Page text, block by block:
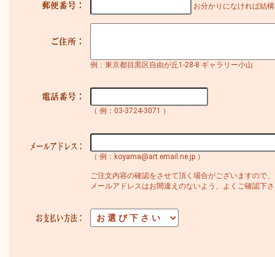
お分かりになければ結
例：東京都目黒区自由が丘1-28-8 ギャラリー小山
（ 例：03-3724-3071 ）
（ 例：koyama@art.email.ne.jp ）
ご注文内容の確認をさせて頂く場合がございますので、
メールアドレスはお間違えのないよう、よくご確認下